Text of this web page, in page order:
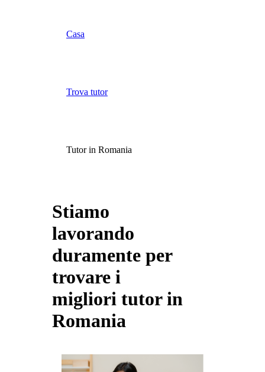
Casa
Trova tutor
Tutor in Romania
Stiamo
lavorando
duramente per
trovare i
migliori tutor in
Romania